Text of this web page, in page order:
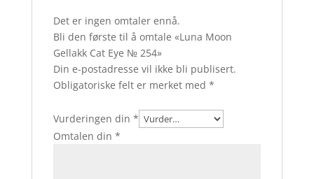
Det er ingen omtaler ennå.
Bli den første til å omtale «Luna Moon
Gellakk Cat Eye № 254»
Din e-postadresse vil ikke bli publisert.
Obligatoriske felt er merket med *
Vurderingen din *
Omtalen din *